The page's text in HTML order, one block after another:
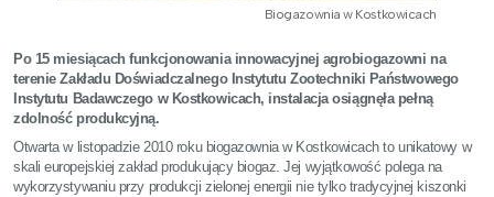
Biogazownia w Kostkowicach
Po 15 miesiącach funkcjonowania innowacyjnej agrobiogazowni na
terenie Zakładu Doświadczalnego Instytutu Zootechniki Państwowego
Instytutu Badawczego w Kostkowicach, instalacja osiągnęła pełną
zdolność produkcyjną.
Otwarta w listopadzie 2010 roku biogazownia w Kostkowicach to unikatowy w
skali europejskiej zakład produkujący biogaz. Jej wyjątkowość polega na
wykorzystywaniu przy produkcji zielonej energii nie tylko tradycyjnej kiszonki